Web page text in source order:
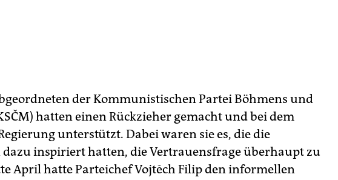
der Kommunistischen Partei Böhmens und
hatten einen Rückzieher gemacht und bei dem
unterstützt. Dabei waren sie es, die die
inspiriert hatten, die Vertrauensfrage überhaupt zu
April hatte Parteichef Vojtěch Filip den informellen